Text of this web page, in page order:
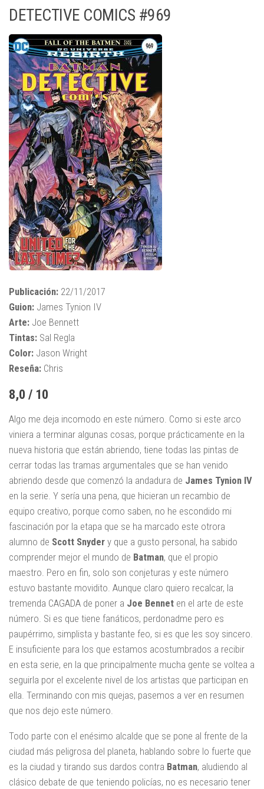
DETECTIVE COMICS #969
Publicación: 22/11/2017
Guion: James Tynion IV
Arte: Joe Bennett
Tintas: Sal Regla
Color: Jason Wright
Reseña: Chris
8,0 / 10
Algo me deja incomodo en este número. Como si este arco
viniera a terminar algunas cosas, porque prácticamente en la
nueva historia que están abriendo, tiene todas las pintas de
cerrar todas las tramas argumentales que se han venido
abriendo desde que comenzó la andadura de James Tynion IV
en la serie. Y sería una pena, que hicieran un recambio de
equipo creativo, porque como saben, no he escondido mi
fascinación por la etapa que se ha marcado este otrora
alumno de Scott Snyder y que a gusto personal, ha sabido
comprender mejor el mundo de Batman, que el propio
maestro. Pero en fin, solo son conjeturas y este número
estuvo bastante movidito. Aunque claro quiero recalcar, la
tremenda CAGADA de poner a Joe Bennet en el arte de este
número. Si es que tiene fanáticos, perdonadme pero es
paupérrimo, simplista y bastante feo, si es que les soy sincero.
E insuficiente para los que estamos acostumbrados a recibir
en esta serie, en la que principalmente mucha gente se voltea a
seguirla por el excelente nivel de los artistas que participan en
ella. Terminando con mis quejas, pasemos a ver en resumen
que nos dejo este número.
Todo parte con el enésimo alcalde que se pone al frente de la
ciudad más peligrosa del planeta, hablando sobre lo fuerte que
es la ciudad y tirando sus dardos contra Batman, aludiendo al
clásico debate de que teniendo policías, no es necesario tener